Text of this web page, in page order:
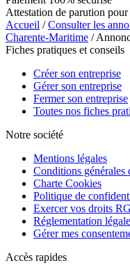
Attestation de parution
Accueil /Consulter les
Charente-Maritime /
Fiches pratiques et conseils
Créer son entreprise
Gérer son entreprise
Fermer son entreprise
Toutes nos fiches
Notre société
Mentions légales
Conditions générales
Charte Cookies
Politique de
Exercer vos droits
Réglementation légale
Gérer mes
Accès rapides